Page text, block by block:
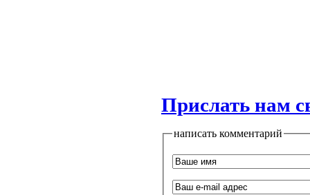
Прислать нам
написать комментарий